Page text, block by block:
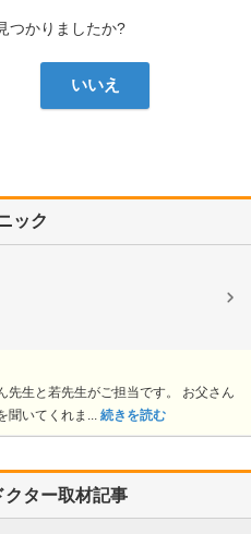
つかりましたか?
いいえ
ック
先生と若先生がご担当です。 お父さん
聞いてくれま... 続きを読む
クター取材記事